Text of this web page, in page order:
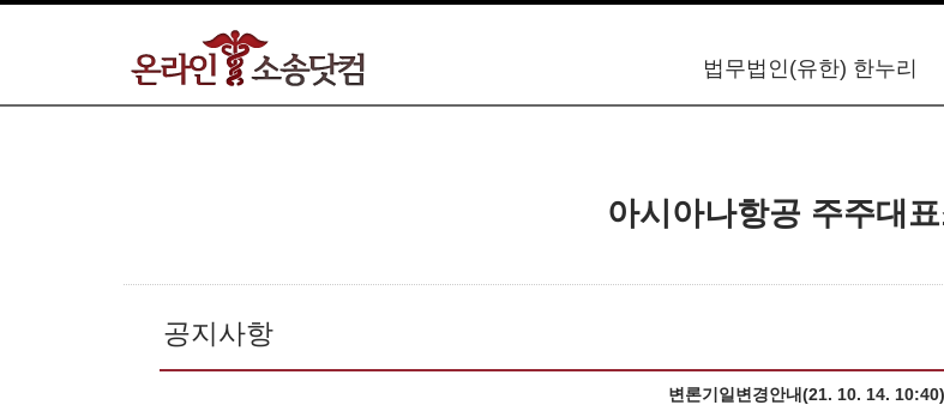
법무법인(유한) 한누리
아시아나항공 주주대
공지사항
변론기일변경안내(21. 10. 14. 10:40)